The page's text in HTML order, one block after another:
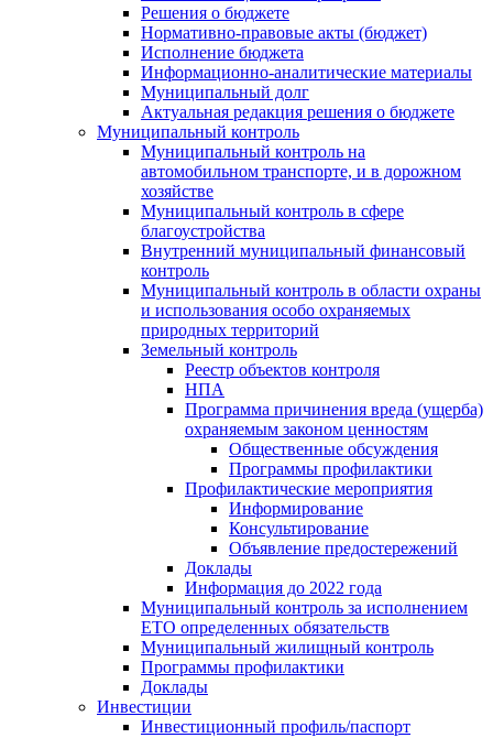
Решения о бюджете
Нормативно-правовые акты (бюджет)
Исполнение бюджета
Информационно-аналитические материалы
Муниципальный долг
Актуальная редакция решения о бюджете
Муниципальный контроль
Муниципальный контроль на
автомобильном транспорте, и в дорожном
хозяйстве
Муниципальный контроль в сфере
благоустройства
Внутренний муниципальный финансовый
контроль
Муниципальный контроль в области охраны
и использования особо охраняемых
природных территорий
Земельный контроль
Реестр объектов контроля
НПА
Программа причинения вреда (ущерба)
охраняемым законом ценностям
Общественные обсуждения
Программы профилактики
Профилактические мероприятия
Информирование
Консультирование
Объявление предостережений
Доклады
Информация до 2022 года
Муниципальный контроль за исполнением
ЕТО определенных обязательств
Муниципальный жилищный контроль
Программы профилактики
Доклады
Инвестиции
Инвестиционный профиль/паспорт